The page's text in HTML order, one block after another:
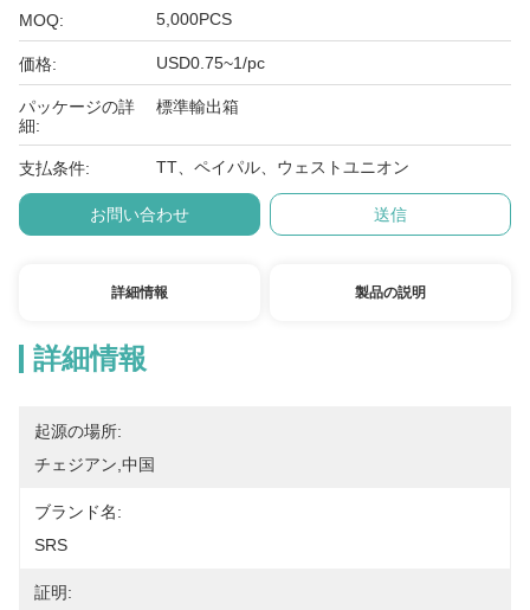
MOQ: 5,000PCS
価格: USD0.75~1/pc
パッケージの詳
細:
標準輸出箱
支払条件: TT、ペイパル、ウェストユニオン
お問い合わせ 送信
詳細情報 製品の説明
詳細情報
起源の場所:
チェジアン,中国
ブランド名:
SRS
証明: